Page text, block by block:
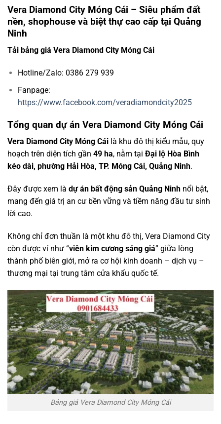
Vera Diamond City Móng Cái – Siêu phẩm đất
nền, shophouse và biệt thự cao cấp tại Quảng
Ninh
Tải bảng giá Vera Diamond City Móng Cái
Hotline/Zalo: 0386 279 939
Fanpage:
https://www.facebook.com/veradiamondcity2025
Tổng quan dự án Vera Diamond City Móng Cái
Vera Diamond City Móng Cái là khu đô thị kiểu mẫu, quy
hoạch trên diện tích gần 49 ha, nằm tại Đại lộ Hòa Bình
kéo dài, phường Hải Hòa, TP. Móng Cái, Quảng Ninh.
Đây được xem là dự án bất động sản Quảng Ninh nổi bật,
mang đến giá trị an cư bền vững và tiềm năng đầu tư sinh
lời cao.
Không chỉ đơn thuần là một khu đô thị, Vera Diamond City
còn được ví như “viên kim cương sáng giá” giữa lòng
thành phố biên giới, mở ra cơ hội kinh doanh – dịch vụ –
thương mại tại trung tâm cửa khẩu quốc tế.
Bảng giá Vera Diamond City Móng Cái